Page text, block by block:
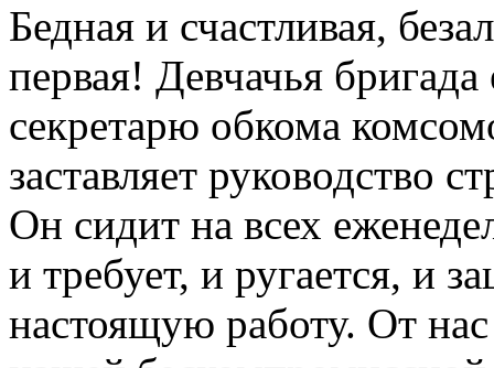
Бедная и счастливая,
первая! Девчачья
секретарю обкома
заставляет руководство
Он сидит на всех
и требует, и ругается, и
настоящую работу. От